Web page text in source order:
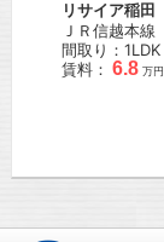
リサイア稲田
ＪＲ信越本線
間取り：1LDK
賃料： 6.8 万円